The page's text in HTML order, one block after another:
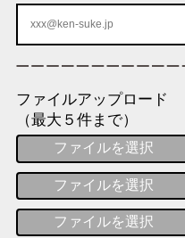
ファイルアップロード
（最大５件まで）
ファイルを選択
ファイルを選択
ファイルを選択